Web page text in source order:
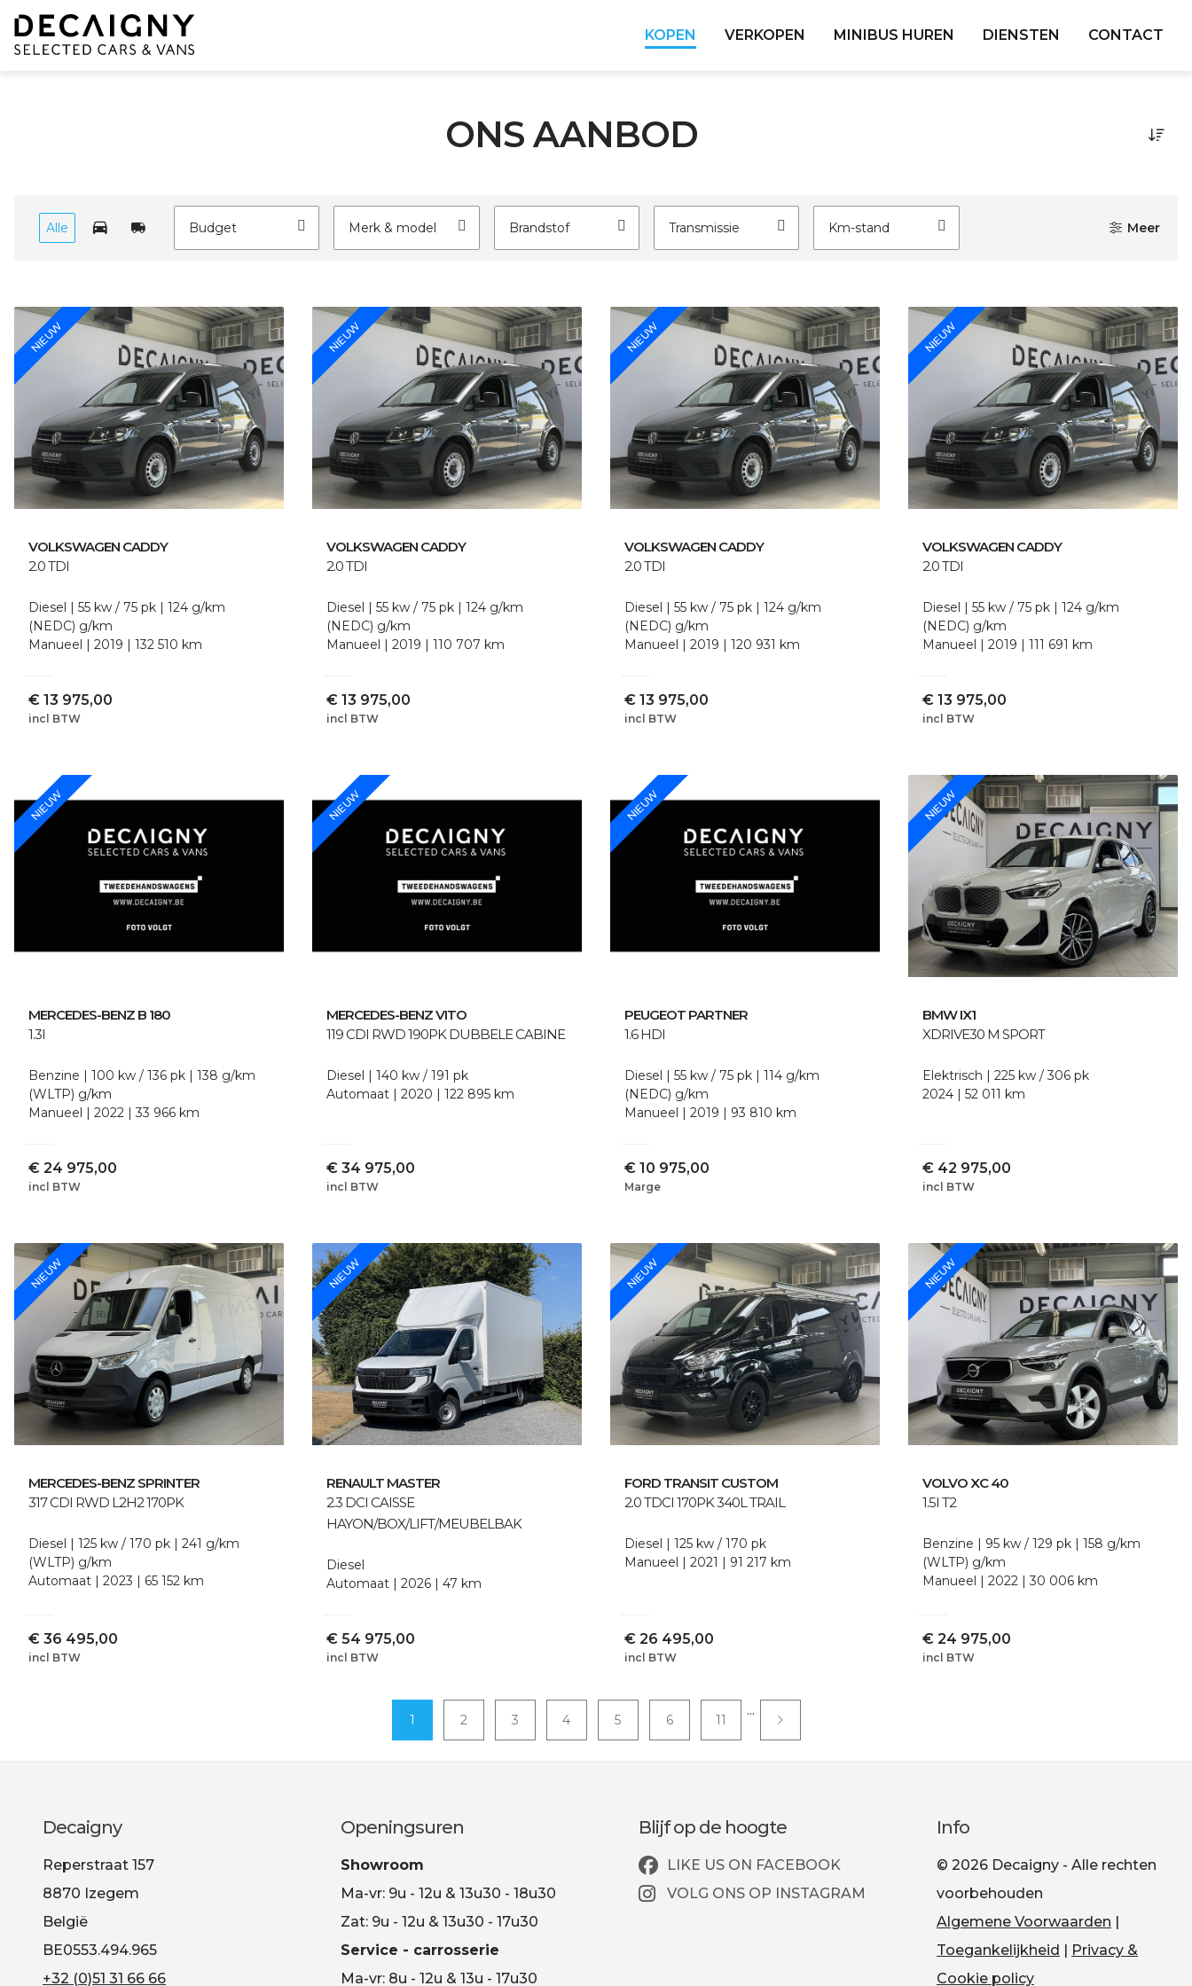
KOPEN VERKOPEN MINIBUS HUREN DIENSTEN CONTACT
ONS AANBOD
Alle Budget Merk & model Brandstof Transmissie Km-stand Meer
NIEUW
VOLKSWAGEN CADDY
2.0 TDI
Diesel 55 kw / 75 pk
124 g/km
(NEDC) g/km
Manueel
2019 132 510 km
€ 13 975,00
incl BTW
NIEUW
VOLKSWAGEN CADDY
2.0 TDI
Diesel 55 kw / 75 pk
124 g/km
(NEDC) g/km
Manueel
2019 110 707 km
€ 13 975,00
incl BTW
NIEUW
VOLKSWAGEN CADDY
2.0 TDI
Diesel 55 kw / 75 pk
124 g/km
(NEDC) g/km
Manueel
2019 120 931 km
€ 13 975,00
incl BTW
NIEUW
VOLKSWAGEN CADDY
2.0 TDI
Diesel 55 kw / 75 pk
124 g/km
(NEDC) g/km
Manueel
2019 111 691 km
€ 13 975,00
incl BTW
NIEUW
MERCEDES-BENZ B 180
1.3I
Benzine 100 kw / 136 pk
138 g/km
(WLTP) g/km
Manueel
2022 33 966 km
€ 24 975,00
incl BTW
NIEUW
MERCEDES-BENZVITO
119 CDI RWD 190PK DUBBELE CABINE
Diesel
140 kw / 191 pk
Automaat
2020 122 895 km
€ 34 975,00
incl BTW
NIEUW
PEUGEOT PARTNER
1.6 HDI
Diesel 55 kw / 75 pk
114 g/km
(NEDC) g/km
Manueel
2019 93 810 km
€ 10 975,00
Marge
NIEUW
BMWIX1
XDRIVE30 M SPORT
Elektrisch
225 kw / 306 pk
2024
52 011 km
€ 42 975,00
incl BTW
NIEUW
MERCEDES-BENZ SPRINTER
317 CDI RWD L2H2 170PK
Diesel 125 kw / 170 pk
241 g/km
(WLTP) g/km
Automaat
2023 65 152 km
€ 36 495,00
incl BTW
NIEUW
RENAULT MASTER
2.3 DCI CAISSE
HAYON/BOX/LIFT/MEUBELBAK
Diesel
Automaat
2026 47 km
€ 54 975,00
incl BTW
NIEUW
FORD TRANSIT CUSTOM
2.0 TDCI 170PK 340L TRAIL
Diesel
125 kw / 170 pk
Manueel
2021 91 217 km
€ 26 495,00
incl BTW
NIEUW
VOLVOXC 40
1.5I T2
Benzine 95 kw / 129 pk
158 g/km
(WLTP) g/km
Manueel
2022 30 006 km
€ 24 975,00
incl BTW
1 2 3 4 5 6
...
11
Decaigny
Reperstraat 157
8870 Izegem
België
BE0553.494.965
+32 (0)51 31 66 66
Openingsuren
Showroom
Ma-vr: 9u - 12u & 13u30 - 18u30
Zat: 9u - 12u & 13u30 - 17u30
Service - carrosserie
Ma-vr: 8u - 12u & 13u - 17u30
Blijf op de hoogte
LIKE US ON FACEBOOK
VOLG ONS OP INSTAGRAM
Info
© 2026 Decaigny - Alle rechten
voorbehouden
Algemene Voorwaarden |
Toegankelijkheid | Privacy &
Cookie policy